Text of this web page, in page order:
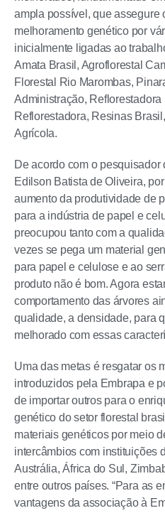
ampla possível, que assegure
melhoramento genético por
inicialmente ligadas ao
Amata Brasil, Agroflorestal
Florestal Rio Marombas,
Administração,
Reflorestadora, Resinas
Agrícola.
De acordo com o pesquisador
Edilson Batista de Oliveira,
aumento da produtividade de
para a indústria de papel e
preocupou tanto com a
vezes se pega um material
para papel e celulose e ao
produto não é bom. Agora
comportamento das árvores
qualidade, a densidade, para
melhorado com essas
Uma das metas é resgatar os
introduzidos pela Embrapa e
de importar outros para o
genético do setor florestal
materiais genéticos por meio
intercâmbios com instituições
Austrália, África do Sul,
entre outros países. “Para as
vantagens da associação à